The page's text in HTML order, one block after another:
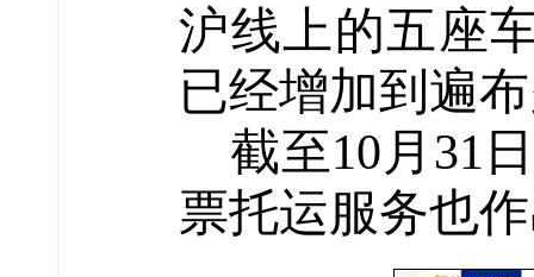
沪线上的五座
已经增加到遍
截至10月31
票托运服务也